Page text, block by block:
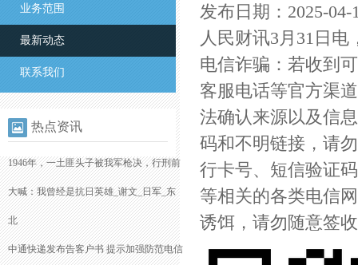
业务范围
最新动态
联系我们
热点资讯
1946年，一土匪头子被我军枪决，行刑前
大喊：我曾经是抗日英雄_谢文_日军_东
北
中通快递发布告客户书 提示加强防范电信
发布日期：2025-
人民财讯3月31日
电信诈骗：若收到
客服电话等官方渠
法确认来源以及信
码和不明链接，请
行卡号、短信验证
等相关的各类电信
诱饵，请勿随意签